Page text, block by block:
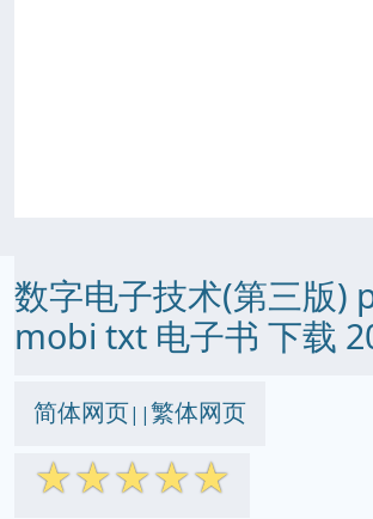
数字电子技术(第三版)
mobi txt 电子书 下载
简体网页||繁体网页
☆☆☆☆☆